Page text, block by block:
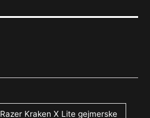
Razer Kraken X Lite gejmerske